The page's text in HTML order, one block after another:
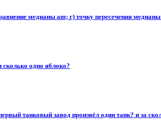
медианы am; г) точку пересечения
сколько одно яблоко?
танковый завод произвёл один танк? и за